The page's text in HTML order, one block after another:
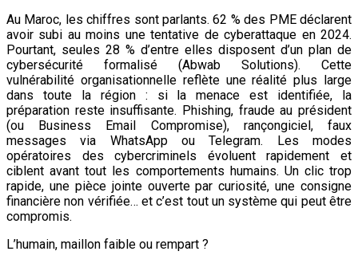
Au Maroc, les chiffres sont parlants. 62 % des PME déclarent
avoir subi au moins une tentative de cyberattaque en 2024.
Pourtant, seules 28 % d’entre elles disposent d’un plan de
cybersécurité formalisé (Abwab Solutions). Cette
vulnérabilité organisationnelle reflète une réalité plus large
dans toute la région : si la menace est identifiée, la
préparation reste insuffisante. Phishing, fraude au président
(ou Business Email Compromise), rançongiciel, faux
messages via WhatsApp ou Telegram. Les modes
opératoires des cybercriminels évoluent rapidement et
ciblent avant tout les comportements humains. Un clic trop
rapide, une pièce jointe ouverte par curiosité, une consigne
financière non vérifiée… et c’est tout un système qui peut être
compromis.
L’humain, maillon faible ou rempart ?